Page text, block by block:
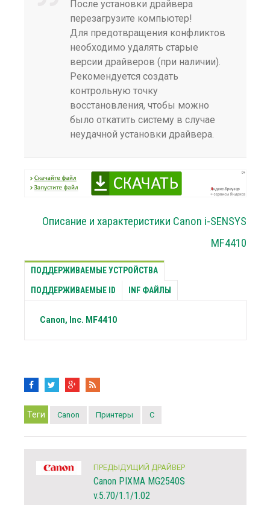
После установки драйвера
перезагрузите компьютер!
Для предотвращения конфликтов
необходимо удалять старые
версии драйверов (при наличии).
Рекомендуется создать
контрольную точку
восстановления, чтобы можно
было откатить систему в случае
неудачной установки драйвера.
Описание и характеристики Canon i-SENSYS
MF4410
ПОДДЕРЖИВАЕМЫЕ УСТРОЙСТВА
ПОДДЕРЖИВАЕМЫЕ ID INF ФАЙЛЫ
Canon, Inc. MF4410
Теги Canon Принтеры C
ПРЕДЫДУЩИЙ ДРАЙВЕР
Canon PIXMA MG2540S
v.5.70/1.1/1.02